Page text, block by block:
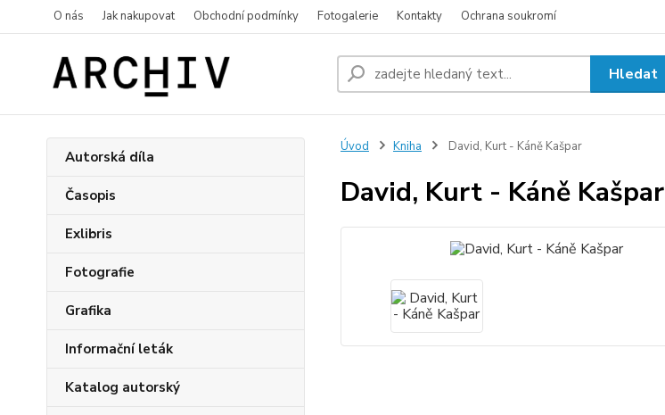
O nás Jak nakupovat Obchodní podmínky Fotogalerie Kontakty Ochrana soukromí
Hledat
Autorská díla
Časopis
Exlibris
Fotografie
Grafika
Informační leták
Katalog autorský
Úvod Kniha David, Kurt - Káně Kašpar
David, Kurt - Káně Kašpar